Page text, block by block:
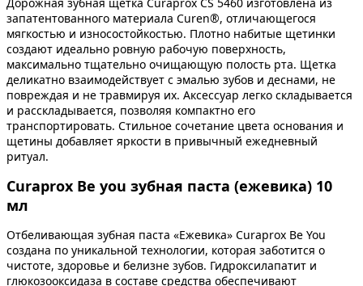
запатентованного материала Curen®, отличающегося
мягкостью и износостойкостью. Плотно набитые щетинки
создают идеально ровную рабочую поверхность,
максимально тщательно очищающую полость рта. Щетка
деликатно взаимодействует с эмалью зубов и деснами, не
повреждая и не травмируя их. Аксессуар легко складывается
и расскладывается, позволяя компактно его
транспортировать. Стильное сочетание цвета основания и
щетины добавляет яркости в привычный ежедневный
ритуал.
Curaprox Be you зубная паста (ежевика) 10
мл
Отбеливающая зубная паста «Ежевика» Curaprox Be You
создана по уникальной технологии, которая заботится о
чистоте, здоровье и белизне зубов. Гидроксилапатит и
глюкозооксидаза в составе средства обеспечивают